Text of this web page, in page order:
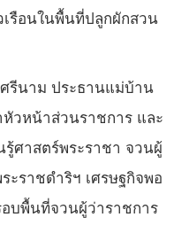
รือนในพื้นที่ปลูกผักสวน
รีนาม ประธานแม่บ้าน
วหน้าส่วนราชการ และ
ศาสตร์พระราชา จวนผู้
ราชดำริฯ เศรษฐกิจพอ
บพื้นที่จวนผู้ว่าราชการ